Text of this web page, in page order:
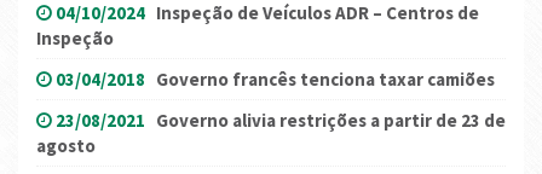
04/10/2024 Inspeção de Veículos ADR – Centros de
Inspeção
03/04/2018 Governo francês tenciona taxar camiões
23/08/2021 Governo alivia restrições a partir de 23 de
agosto